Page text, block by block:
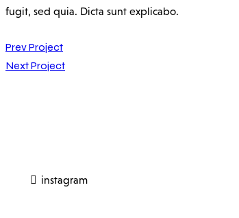
fugit, sed quia. Dicta sunt explicabo.
Prev Project
Next Project
instagram